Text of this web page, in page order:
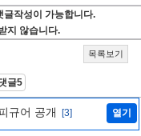
글작성이 가능합니다.
지 않습니다.
목록보기
글5
규어 공개 [3] 열기